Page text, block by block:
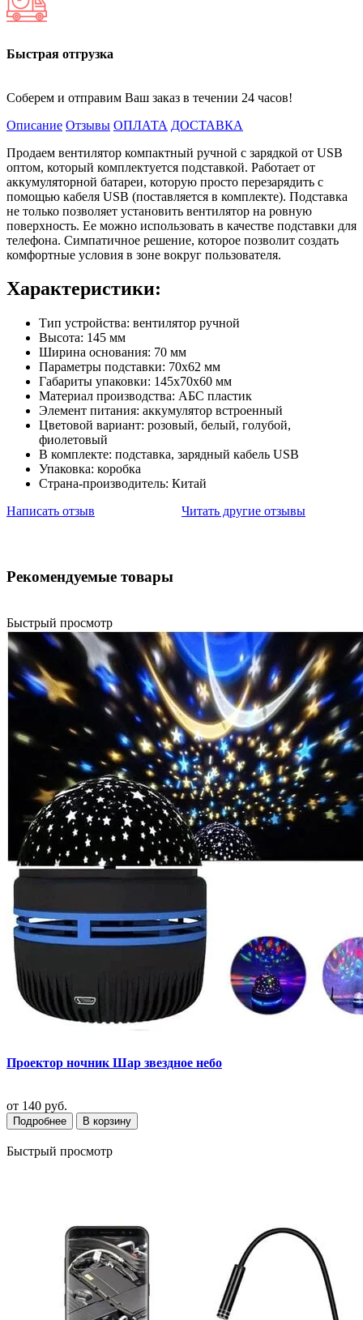
Быстрая отгрузка
Соберем и отправим Ваш заказ в течении 24 часов!
Описание Отзывы ОПЛАТА ДОСТАВКА
Продаем вентилятор компактный ручной с зарядкой от USB
оптом, который комплектуется подставкой. Работает от
аккумуляторной батареи, которую просто перезарядить с
помощью кабеля USB (поставляется в комплекте). Подставка
не только позволяет установить вентилятор на ровную
поверхность. Ее можно использовать в качестве подставки для
телефона. Симпатичное решение, которое позволит создать
комфортные условия в зоне вокруг пользователя.
Характеристики:
Тип устройства: вентилятор ручной
Высота: 145 мм
Ширина основания: 70 мм
Параметры подставки: 70х62 мм
Габариты упаковки: 145х70х60 мм
Материал производства: АБС пластик
Элемент питания: аккумулятор встроенный
Цветовой вариант: розовый, белый, голубой,
фиолетовый
В комплекте: подставка, зарядный кабель USB
Упаковка: коробка
Страна-производитель: Китай
Написать отзыв
Читать другие отзывы
Рекомендуемые товары
Быстрый просмотр
Проектор ночник Шар звездное небо
от 140 руб.
Подробнее В корзину
Быстрый просмотр